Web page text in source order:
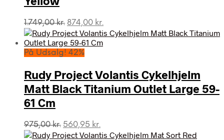
1.749,00kr. Den
oprindelige
pris
var:
874,00 kr.
aktuelle
På Udsalg! 42%
Rudy Project Volantis Cykelhjelm
Matt Black Titanium Outlet Large 59-
61 Cm
975,00kr. Den
oprindelige
560,95 kr.
aktuelle